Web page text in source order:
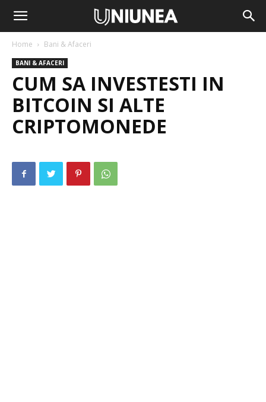
Home Bani & Afaceri
BANI & AFACERI
CUM SA INVESTESTI IN
BITCOIN SI ALTE
CRIPTOMONEDE